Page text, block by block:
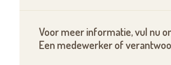
Voor meer informatie, vul nu
Een medewerker of